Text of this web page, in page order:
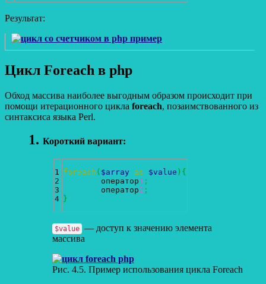
Результат:
Цикл Foreach в php
Обход массива наиболее выгодным образом происходит при
помощи итерационного цикла foreach, позаимствованного из
синтаксиса языка Perl.
Короткий вариант:
1
2
3
foreach ( $array as $value ) {
	оператор
1 ;
	оператор
2 ;
}
$value — доступ к значению элемента
массива
Рис. 4.5. Пример использования цикла Foreach